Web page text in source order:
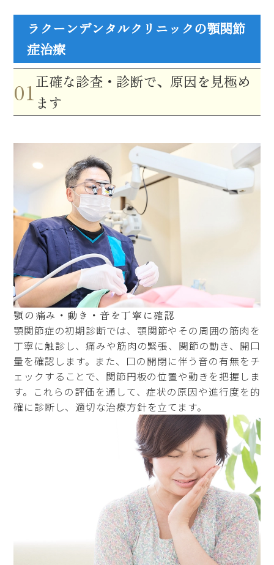
ラクーンデンタルクリニックの顎関節
症治療
01正確な診査・診断で、 原因を見極め
ます
顎の痛み・動き・音を丁寧に確認
顎関節症の初期診断では、顎関節やその周囲の筋肉を
丁寧に触診し、痛みや筋肉の緊張、関節の動き、開口
量を確認します。また、口の開閉に伴う音の有無をチ
ェックすることで、関節円板の位置や動きを把握しま
す。これらの評価を通して、症状の原因や進行度を的
確に診断し、適切な治療方針を立てます。